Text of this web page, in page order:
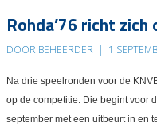
Rohda’76 richt
DOOR BEHEERDER | 1
Na drie speelronden voor de
op de competitie. Die begint voor
september met een uitbeurt in en